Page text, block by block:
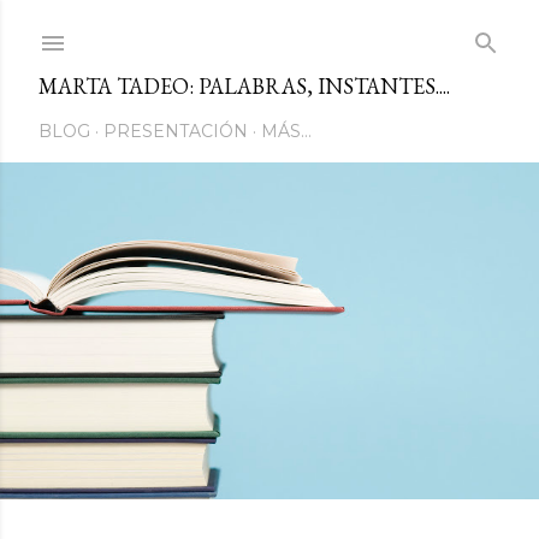
MARTA TADEO: PALABRAS, INSTANTES....
BLOG PRESENTACIÓN MÁS…